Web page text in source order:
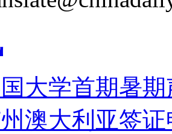
大学首期暑
澳大利亚签